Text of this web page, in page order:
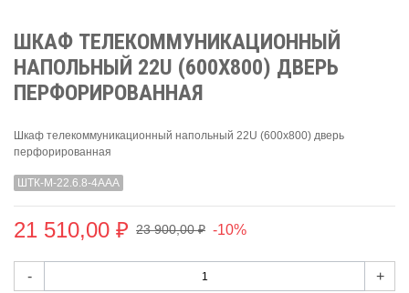
ШКАФ ТЕЛЕКОММУНИКАЦИОННЫЙ
НАПОЛЬНЫЙ 22U (600X800) ДВЕРЬ
ПЕРФОРИРОВАННАЯ
Шкаф телекоммуникационный напольный 22U (600x800) дверь
перфорированная
ШТК-М-22.6.8-4ААА
21 510,00 ₽ 23 900,00 ₽ -10%
- +